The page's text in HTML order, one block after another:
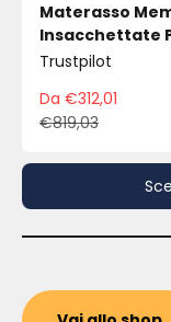
Materasso
Insacchettate
Trustpilot
Prezzo
Da €312,01
Prezzo
€819,03